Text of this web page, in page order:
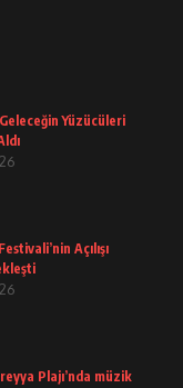
Yüzücüleri
Açılışı
Plajı’nda müzik